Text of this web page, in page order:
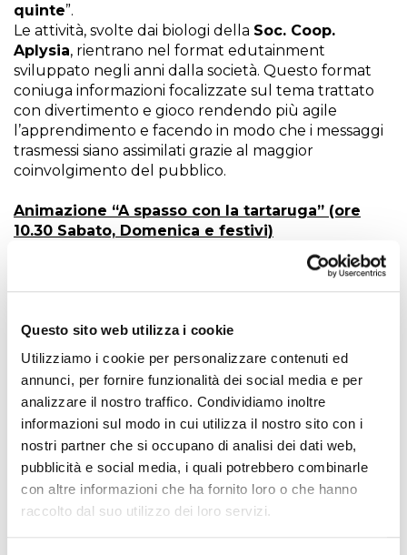
Questo sito web utilizza i cookie
Utilizziamo i cookie per personalizzare contenuti ed
annunci, per fornire funzionalità dei social media e per
analizzare il nostro traffico. Condividiamo inoltre
informazioni sul modo in cui utilizza il nostro sito con i
nostri partner che si occupano di analisi dei dati web,
pubblicità e social media, i quali potrebbero combinarle
con altre informazioni che ha fornito loro o che hanno
raccolto dal suo utilizzo dei loro servizi.
quinte”.
Le attività, svolte dai biologi della Soc. Coop.
Aplysia, rientrano nel format edutainment
sviluppato negli anni dalla società. Questo format
coniuga informazioni focalizzate sul tema trattato
con divertimento e gioco rendendo più agile
l’apprendimento e facendo in modo che i messaggi
trasmessi siano assimilati grazie al maggior
coinvolgimento del pubblico.
Animazione “A spasso con la tartaruga” (ore
10.30 Sabato, Domenica e festivi)
Bambini e ragazzi in visita all’Acquario hanno la
possibilità di vivere un vero e proprio viaggio in
compagnia di unasimpatica Tartarugaper
sette mari, imparando come contribuire per poterli
tenere puliti e ricchi di vita. Durante l’animazione, un
esperto biologo in veste di Tartaruga stimola la
curiosità dei bambini partecipanti, favorendo in loro
un atteggiamento proattivo per la tutela
dell’ambiente marino.Durata 1h – Partecipazione
inclusa nel biglietto di ingresso
SPEECH: INCONTRI CON LO STAFF (Sabato,
Domenica e festivi)